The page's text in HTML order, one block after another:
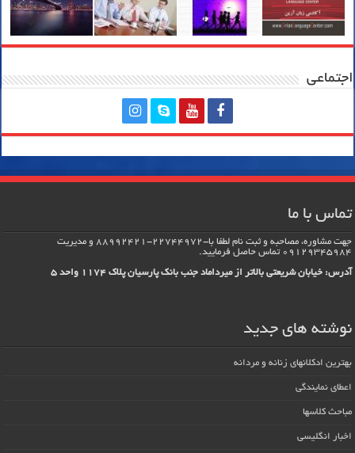
اجتماعی
تماس با ما
جهت مشاوره، مصاحبه و ثبت نام لطفا با-22744972-88992421 و مدیریت
09129345984 تماس حاصل فرماييد.
آدرس: خیابان شریعتی بالاتر از میرداماد جنب بانک پارسیان پلاک 1174 واحد 5
نوشته های جدید
بهترین ادکلانهای زنانه و مردانه
اعطای نمایندگی
مباحث کلاسها
اخبار انگلیسی